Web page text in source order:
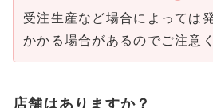
受注生産など場合によっては
かかる場合があるのでご注意
店舗はありますか？